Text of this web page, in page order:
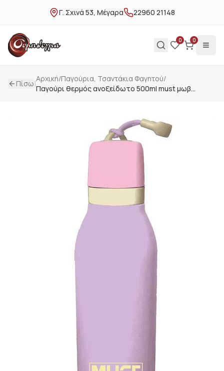
Γ. Σχινά 53, Μέγαρα 22960 21148
0 0
Πίσω|Αρχική/Παγούρια, Τσαντάκια Φαγητού/
Παγούρι θερμός ανοξείδωτο 500ml must μωβ